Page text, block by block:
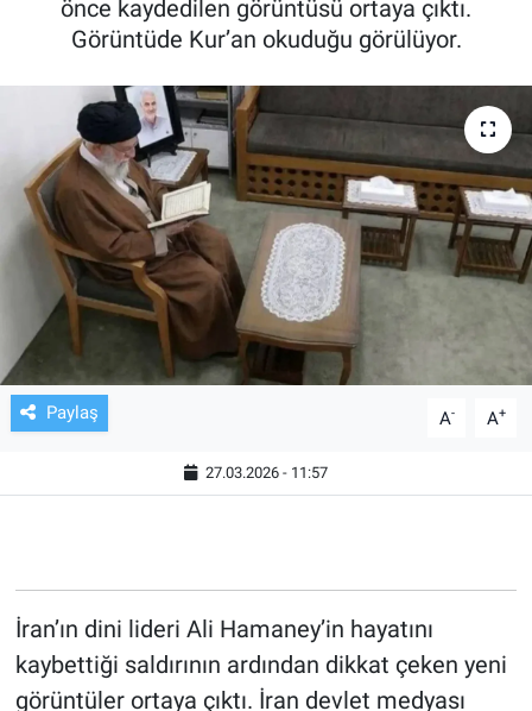
önce kaydedilen görüntüsü ortaya çıktı.
Görüntüde Kur’an okuduğu görülüyor.
Paylaş A- A+
27.03.2026 - 11:57
İran’ın dini lideri Ali Hamaney’in hayatını
kaybettiği saldırının ardından dikkat çeken yeni
görüntüler ortaya çıktı. İran devlet medyası
FUTBOL
ALT LIGLER
TV VE SİNEMA
BASKETBOL
SAĞLIK
GENEL
KÜLTÜR SANAT
EĞİTİM
ÇEVRE